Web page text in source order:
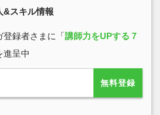
&スキル情報
登録者さまに「講師力をUPする７
進呈中
無料登録